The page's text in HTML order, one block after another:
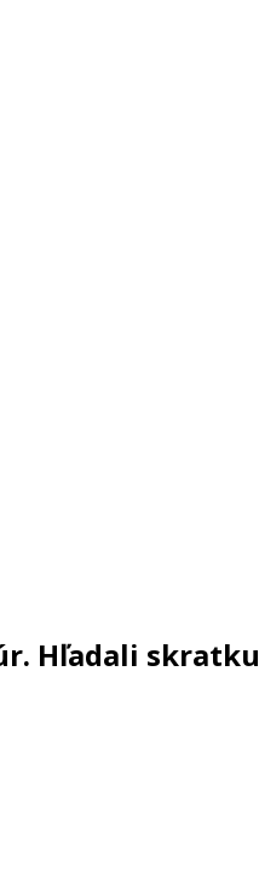
Hľadali skratku